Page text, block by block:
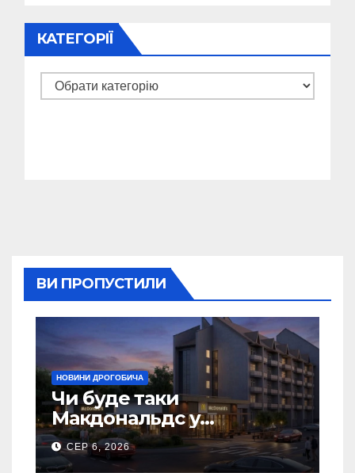
КАТЕГОРІЇ
Категорії
ВИ ПРОПУСТИЛИ
НОВИНИ ДРОГОБИЧА
Чи буде таки
Макдональдс у
Дрогобичі? (Фото)
СЕР 6, 2026